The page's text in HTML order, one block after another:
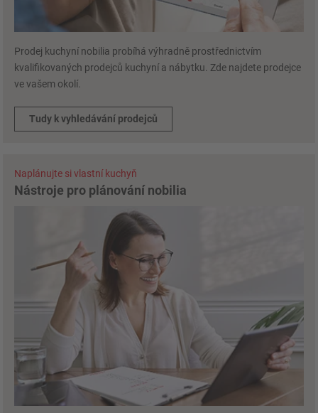
Prodej kuchyní nobilia probíhá výhradně prostřednictvím
kvalifikovaných prodejců kuchyní a nábytku. Zde najdete prodejce
ve vašem okolí.
Tudy k vyhledávání prodejců
Naplánujte si vlastní kuchyň
Nástroje pro plánování nobilia